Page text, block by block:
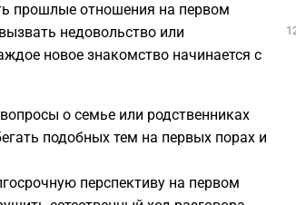
прошлые отношения на первом
недовольство или
новое знакомство начинается с
о семье или родственниках
подобных тем на первых порах и
перспективу на первом